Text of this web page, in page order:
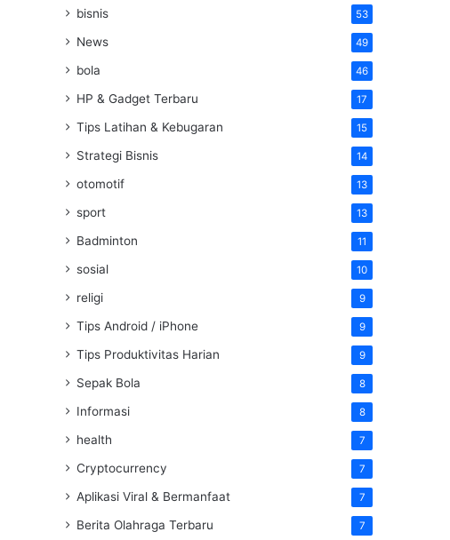
bisnis 53
News 49
bola 46
HP & Gadget Terbaru 17
Tips Latihan & Kebugaran 15
Strategi Bisnis 14
otomotif 13
sport 13
Badminton 11
sosial 10
religi 9
Tips Android / iPhone 9
Tips Produktivitas Harian 9
Sepak Bola 8
Informasi 8
health 7
Cryptocurrency 7
Aplikasi Viral & Bermanfaat 7
Berita Olahraga Terbaru 7